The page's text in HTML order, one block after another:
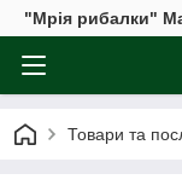
"Мрія рибалки"
Товари та